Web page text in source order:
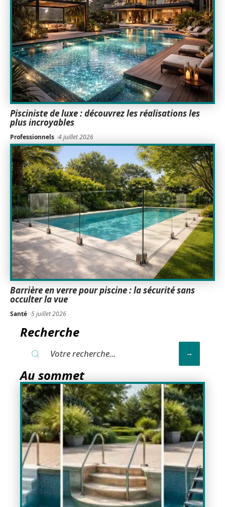
Pisciniste de luxe : découvrez les réalisations les
plus incroyables
Professionnels 4 juillet 2026
Barrière en verre pour piscine : la sécurité sans
occulter la vue
Santé 5 juillet 2026
Recherche
Au sommet